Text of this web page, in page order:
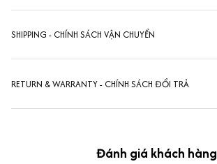
SHIPPING - CHÍNH SÁCH VẬN CHUYỂN
RETURN & WARRANTY - CHÍNH SÁCH ĐỔI TRẢ
Đánh giá khách hàng